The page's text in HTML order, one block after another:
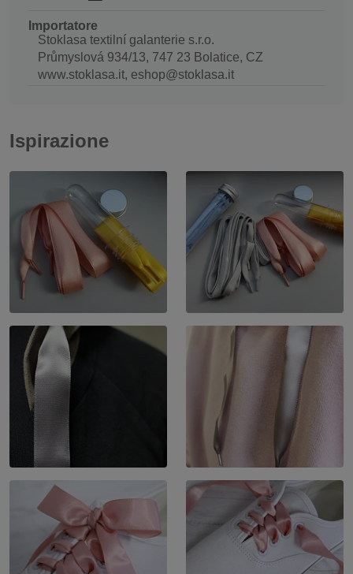
Importatore
Stoklasa textilní galanterie s.r.o.
Průmyslová 934/13, 747 23 Bolatice, CZ
www.stoklasa.it, eshop@stoklasa.it
Ispirazione